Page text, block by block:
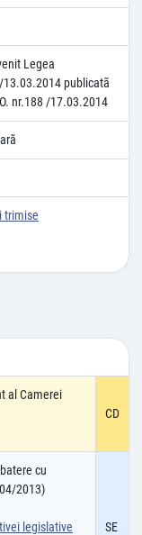
Legea
13.03.2014 publicatã
nr.188 /17.03.2014
trimise
al Camerei
CD
cu
2013)
legislative
SE